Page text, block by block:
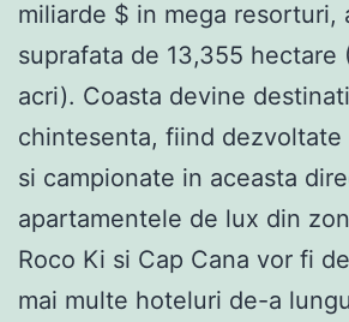
miliarde $ in mega resorturi,
suprafata de 13,355 hectare
acri). Coasta devine
chintesenta, fiind dezvoltate
si campionate in aceasta
apartamentele de lux din
Roco Ki si Cap Cana vor fi
mai multe hoteluri de-a